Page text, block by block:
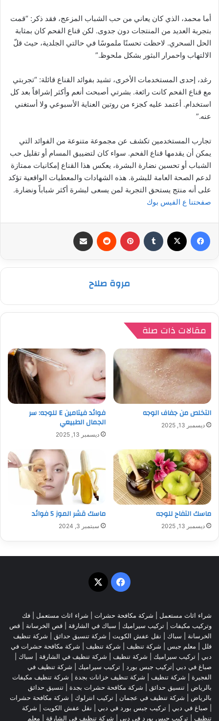
أما محمد، الذي كان يعاني من حب الشباب المزعج، فقد ذكر: “قمت
بتجربة العديد من المنتجات دون جدوى. لكن قناع الفحم كان بمثابة
الحل السحري. لاحظت تحسنًا ملموسًا في حالتي الجلدية، حيث قلّ
الالتهاب واحمرار البثور بشكل ملحوظ.”
رغد، إحدى المستخدمات الأخرى، تشيد بفوائد القناع قائلة: “تجربتي
مع قناع الفحم كانت رائعة. بشرتي أصبحت أنعم وأكثر إشراقاً بعد كل
استخدام. أعتمد عليه كجزء من روتين العناية الأسبوعي ولا أستغني
عنه.”
تجارب المستخدمين تكشف عن مجموعة متنوعة من الفوائد التي
يمكن أن يقدمها قناع الفحم. سواء كان لتضييق المسام أو تقليل حب
الشباب أو تحسين نضارة البشرة، يعكس هذا القناع إمكانيات ممتازة
لدعم الصحة العامة للبشرة. هذه الشهادات والمعطيات الواقعية تؤكد
على أنه منتج يستحق التجربة لمن يسعى لبشرة أكثر شباباً ونضارة.
صفحتنا ع الفيس بوك
فيسبوك بينتيريست
مروة صلاح
مقالات ذات صلة
التخلص من جفاف الوجه
ديسمبر 13, 2025
فوائد فيتامين E للوجه: سر
الجمال الطبيعي
ديسمبر 13, 2025
ماسك التفاح للوجه
ديسمبر 13, 2025
ماسك قشر الموز 5 فوائد
سبتمبر 3, 2024
فيسبوك
‫X
شراء اثاث مستعمل شركة مكافحة حشرات شراء اثاث مستعمل
فك
وتركيب مكيفات | تركيب سيراميك | سباك في الشارقة قص الخرسانة | قص
الخرسانة | سباك نقل عفش الكويت شركة تنسيق حدائق
شركة تنظيف
فلل
معلم جبس شركة تنظيف شركة تنظيف
شركة مكافحة حشرات في
دبي
تركيب سيراميك شركة تنظيف شركة تنظيف في الشارقة | سباك |
صباغ في دبي |تركيب جبس بورد | تركيب سيراميك
شركة تنظيف في
الفجيرة
شركة تنظيف شركة تنظيف خزانات بجدة
شركة تنظيف مكيفات
بالرياض
تنسيق حدائق شركة مكافحة حشرات بجدة
تنسيق حدائق
بالرياض
شركة تنظيف في عجمان | تركيب انترلوك | شركة مكافحة حشرات
صباغ في دبي تركيب جبس بورد في دبي نقل عفش الكويت
شركة
تنظيف
تركيب جبس بورد في دبي شركة تنظيف في الشارقة معلم